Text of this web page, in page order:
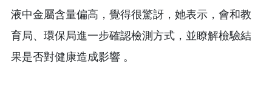
液中金屬含量偏高，覺得很驚訝，她表示，會和教
育局、環保局進一步確認檢測方式，並瞭解檢驗結
果是否對健康造成影響 。